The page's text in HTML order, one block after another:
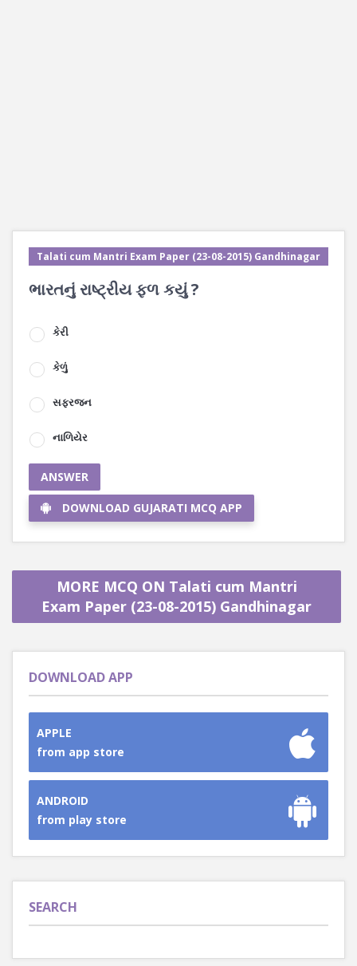
Talati cum Mantri Exam Paper (23-08-2015) Gandhinagar
ભારતનું રાષ્ટ્રીય ફળ કયું ?
કેરી
કેળું
સફરજન
નાળિયેર
ANSWER
DOWNLOAD GUJARATI MCQ APP
MORE MCQ ON Talati cum Mantri
Exam Paper (23-08-2015) Gandhinagar
DOWNLOAD APP
APPLE
from app store
ANDROID
from play store
SEARCH